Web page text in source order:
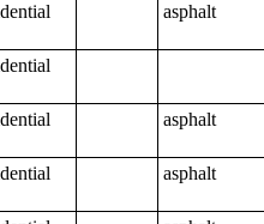
asphalt
asphalt
asphalt